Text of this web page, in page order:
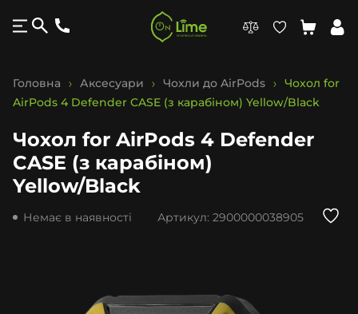
Головна Аксесуари Чохли до AirPods
Чохол for
AirPods 4 Defender CASE (з карабіном) Yellow/Black
Чохол for AirPods 4 Defender
CASE (з карабіном)
Yellow/Black
Немає в наявності Артикул: 2900000038905